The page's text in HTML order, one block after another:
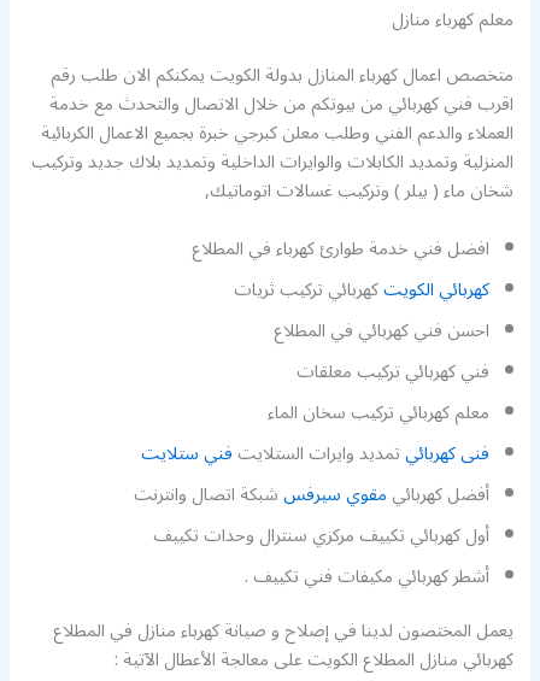
معلم كهرباء منازل
متخصص اعمال كهرباء المنازل بدولة الكويت يمكنكم الان طلب رقم
اقرب فني كهربائي من بيوتكم من خلال الاتصال والتحدث مع خدمة
العملاء والدعم الفني وطلب معلن كبرجي خبرة بجميع الاعمال الكربائية
المنزلية وتمديد الكابلات والوايرات الداخلية وتمديد بلاك جديد وتركيب
شخان ماء ( بيلر ) وتركيب غسالات اتوماتيك,
افضل فني خدمة طوارئ كهرباء في المطلاع
كهربائي الكويتكهربائي تركيب ثريات
احسن فني كهربائي في المطلاع
فني كهربائي تركيب معلقات
معلم كهربائي تركيب سخان الماء
فنى كهربائيتمديد وايرات الستلايتفني ستلايت
أفضل كهربائيمقوي سيرفسشبكة اتصال وانترنت
أول كهربائي تكييف مركزي سنترال وحدات تكييف
أشطر كهربائي مكيفات فني تكييف .
يعمل المختصون لدينا في إصلاح و صيانة كهرباء منازل في المطلاع
كهربائي منازل المطلاع الكويت على معالجة الأعطال الآتية :